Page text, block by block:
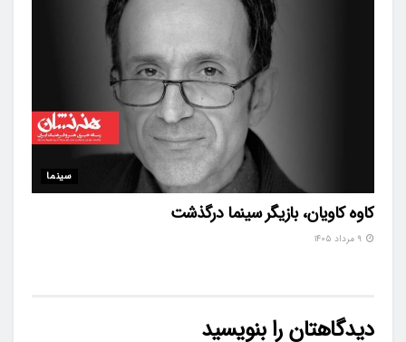
سینما
کاوه کاویان، بازیگر سینما درگذشت
دیدگاهتان را بنویسید